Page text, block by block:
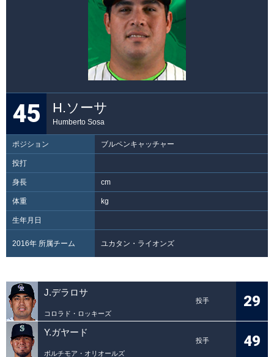
45 H.ソーサ
Humberto Sosa
ポジション ブルペンキャッチャー
投打
身長 cm
体重 kg
生年月日
2016年 所属チーム ユカタン・ライオンズ
J.デラロサ
投手
コロラド・ロッキーズ
29
Y.ガヤード
投手
ボルチモア・オリオールズ
49